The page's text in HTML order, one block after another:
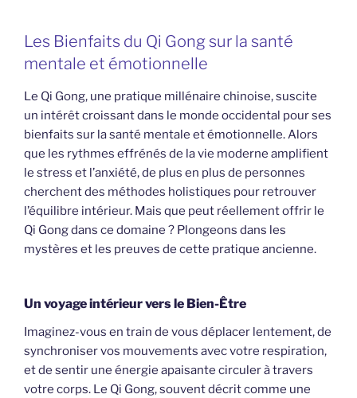
Les Bienfaits du Qi Gong sur la santé
mentale et émotionnelle
Le Qi Gong, une pratique millénaire chinoise, suscite
un intérêt croissant dans le monde occidental pour ses
bienfaits sur la santé mentale et émotionnelle. Alors
que les rythmes effrénés de la vie moderne amplifient
le stress et l’anxiété, de plus en plus de personnes
cherchent des méthodes holistiques pour retrouver
l’équilibre intérieur. Mais que peut réellement offrir le
Qi Gong dans ce domaine ? Plongeons dans les
mystères et les preuves de cette pratique ancienne.
Un voyage intérieur vers le Bien-Être
Imaginez-vous en train de vous déplacer lentement, de
synchroniser vos mouvements avec votre respiration,
et de sentir une énergie apaisante circuler à travers
votre corps. Le Qi Gong, souvent décrit comme une